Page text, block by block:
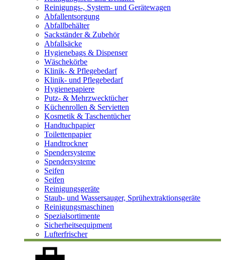
Reinigungs-, System- und Gerätewagen
Abfallentsorgung
Abfallbehälter
Sackständer & Zubehör
Abfallsäcke
Hygienebags & Dispenser
Wäschekörbe
Klinik- & Pflegebedarf
Klinik- und Pflegebedarf
Hygienepapiere
Putz- & Mehrzwecktücher
Küchenrollen & Servietten
Kosmetik & Taschentücher
Handtuchpapier
Toilettenpapier
Handtrockner
Spendersysteme
Spendersysteme
Seifen
Seifen
Reinigungsgeräte
Staub- und Wassersauger, Sprühextraktionsgeräte
Reinigungsmaschinen
Spezialsortimente
Sicherheitsequipment
Lufterfrischer